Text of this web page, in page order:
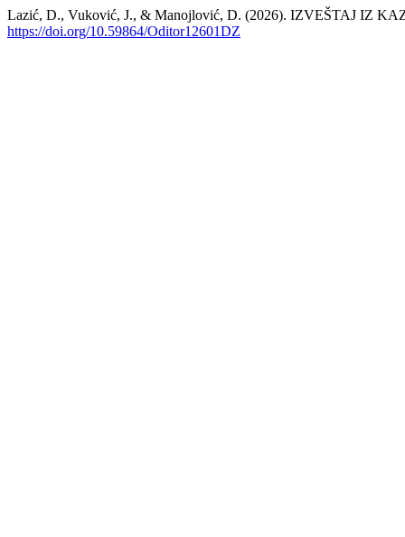
Lazić, D., Vuković, J., & Manojlović, D. (2026). IZVEŠTAJ IZ
https://doi.org/10.59864/Oditor12601DZ